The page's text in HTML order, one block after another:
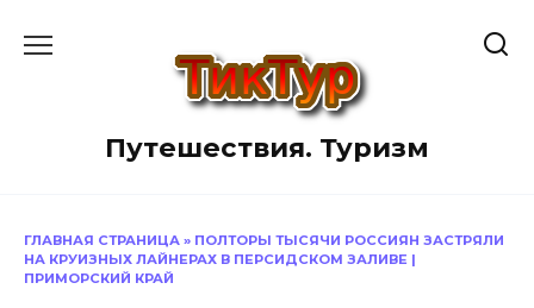
Путешествия. Туризм
ГЛАВНАЯ СТРАНИЦА » ПОЛТОРЫ ТЫСЯЧИ РОССИЯН ЗАСТРЯЛИ
НА КРУИЗНЫХ ЛАЙНЕРАХ В ПЕРСИДСКОМ ЗАЛИВЕ |
ПРИМОРСКИЙ КРАЙ